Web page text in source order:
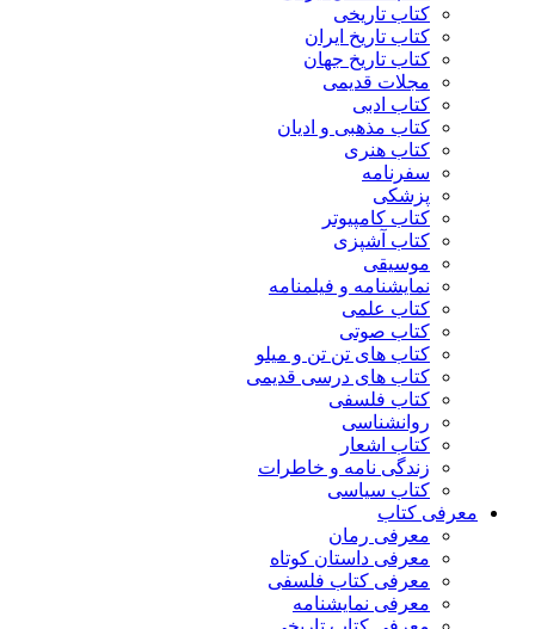
کتاب تاریخی
کتاب تاریخ ایران
کتاب تاریخ جهان
مجلات قدیمی
کتاب ادبی
کتاب مذهبی و ادیان
کتاب هنری
سفرنامه
پزشکی
کتاب کامپیوتر
کتاب آشپزی
موسیقی
نمایشنامه و فیلمنامه
کتاب علمی
کتاب صوتی
کتاب های تن تن و میلو
کتاب های درسی قدیمی
کتاب فلسفی
روانشناسی
کتاب اشعار
زندگی نامه و خاطرات
کتاب سیاسی
معرفی کتاب
معرفی رمان
معرفی داستان کوتاه
معرفی کتاب فلسفی
معرفی نمایشنامه